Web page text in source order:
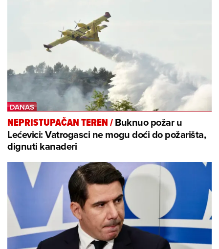
NEPRISTUPAČAN TEREN/Buknuo požar u
Lećevici: Vatrogasci ne mogu doći do požarišta,
dignuti kanaderi